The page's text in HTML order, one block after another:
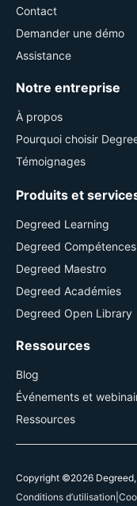
Contact
Demander une démo
Assistance
Notre entreprise
À propos
Pourquoi choisir
Témoignages
Produits et
Degreed Learning
Degreed
Degreed Maestro
Degreed Académies
Degreed Open Library
Ressources
Blog
Événements et
Ressources
Copyright ©2026 Degreed,
Conditions d’utilisation